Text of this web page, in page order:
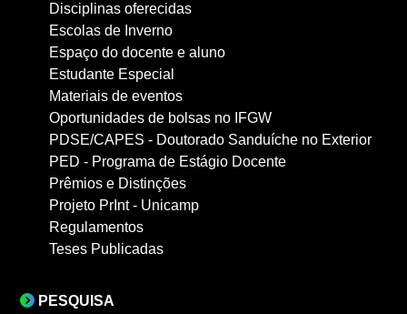
Disciplinas oferecidas
Escolas de Inverno
Espaço do docente e aluno
Estudante Especial
Materiais de eventos
Oportunidades de bolsas no IFGW
PDSE/CAPES - Doutorado Sanduíche no Exterior
PED - Programa de Estágio Docente
Prêmios e Distinções
Projeto PrInt - Unicamp
Regulamentos
Teses Publicadas
PESQUISA